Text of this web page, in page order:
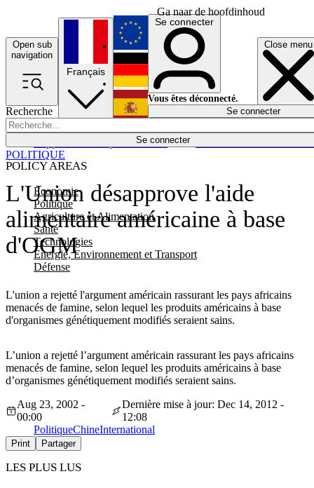
Ga naar de hoofdinhoud
Open sub
navigation
Close menu
Recherche
Se connecter
POLICY AREAS
Economie
Politique
Agriculture et Alimentation
Santé
Technologies
Energie, Environnement et Transport
Défense
Économie
Français
English
Deutsch
Español
Se connecter
Vous êtes déconnecté.
Se connecter
L'Union désapprove l'aide
alimentaire américaine à base
d'OGM
L'union a rejetté l'argument américain rassurant les pays africains
menacés de famine, selon lequel les produits américains à base
d'organismes génétiquement modifiés seraient sains.
POLITIQUE
L’union a rejetté l’argument américain rassurant les pays africains
menacés de famine, selon lequel les produits américains à base
d’organismes génétiquement modifiés seraient sains.
Aug 23, 2002 -
00:00
Dernière mise à jour: Dec 14, 2012 -
12:08
PolitiqueChineInternational
Print Partager
LES PLUS LUS